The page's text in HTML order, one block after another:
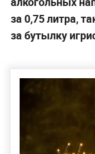
за 0,75 литра,
за бутылку